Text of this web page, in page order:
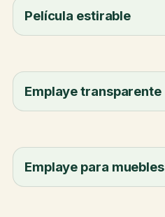
Película estirable
Emplaye transparente
Emplaye para muebles